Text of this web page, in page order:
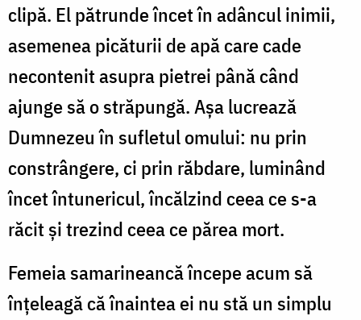
clipă. El pătrunde încet în adâncul inimii,
asemenea picăturii de apă care cade
necontenit asupra pietrei până când
ajunge să o străpungă. Așa lucrează
Dumnezeu în sufletul omului: nu prin
constrângere, ci prin răbdare, luminând
încet întunericul, încălzind ceea ce s-a
răcit și trezind ceea ce părea mort.
Femeia samarineancă începe acum să
înțeleagă că înaintea ei nu stă un simplu